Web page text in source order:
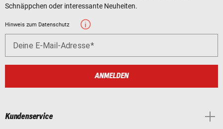
Schnäppchen oder interessante Neuheiten.
Hinweis zum Datenschutz
Deine E-Mail-Adresse
ANMELDEN
Kundenservice